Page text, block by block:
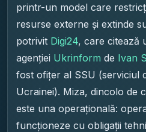
printr-un model care
resurse externe și extinde
potrivit Digi24, care citează
agenției Ukrinform de Ivan
fost ofițer al SSU (serviciul
Ucrainei). Miza, dincolo de
este una operațională:
funcționeze cu obligații